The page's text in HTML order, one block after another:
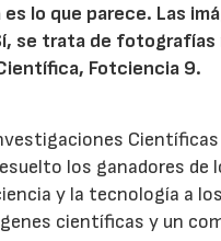
lo que parece. Las
se trata de fotografías
Fotciencia 9.
los ganadores
y la tecnología a
científicas y un